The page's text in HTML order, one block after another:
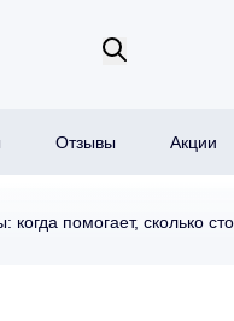
Отзывы Акции
когда помогает, сколько